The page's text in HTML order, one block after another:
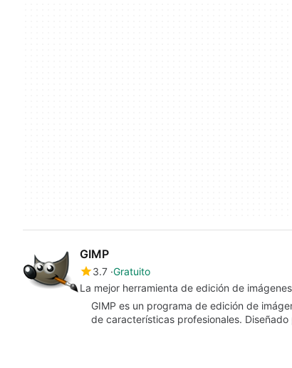
GIMP
3.7 Gratuito
La mejor herramienta de edición de
GIMP es un programa de edición de
de características profesionales.